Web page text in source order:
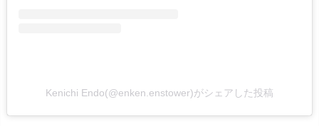
Kenichi Endo(@enken.enstower)がシェアした投稿